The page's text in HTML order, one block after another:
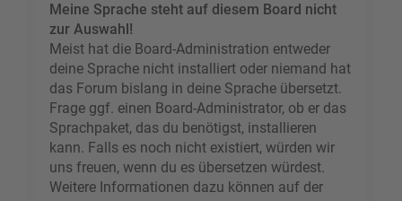
Meine Sprache steht auf diesem Board nicht
zur Auswahl!
Meist hat die Board-Administration entweder
deine Sprache nicht installiert oder niemand hat
das Forum bislang in deine Sprache übersetzt.
Frage ggf. einen Board-Administrator, ob er das
Sprachpaket, das du benötigst, installieren
kann. Falls es noch nicht existiert, würden wir
uns freuen, wenn du es übersetzen würdest.
Weitere Informationen dazu können auf der